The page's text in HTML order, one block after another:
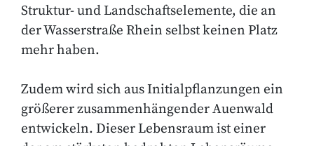
Struktur- und Landschaftselemente, die an
der Wasserstraße Rhein selbst keinen Platz
mehr haben.
Zudem wird sich aus Initialpflanzungen ein
größerer zusammenhängender Auenwald
entwickeln. Dieser Lebensraum ist einer